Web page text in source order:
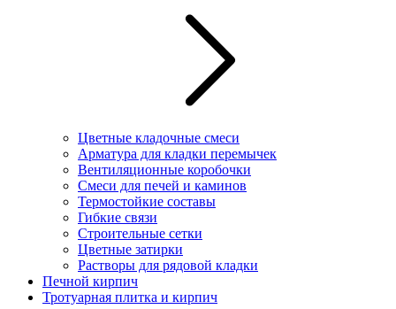
Цветные кладочные смеси
Арматура для кладки перемычек
Вентиляционные коробочки
Смеси для печей и каминов
Термостойкие составы
Гибкие связи
Строительные сетки
Цветные затирки
Растворы для рядовой кладки
Печной кирпич
Тротуарная плитка и кирпич